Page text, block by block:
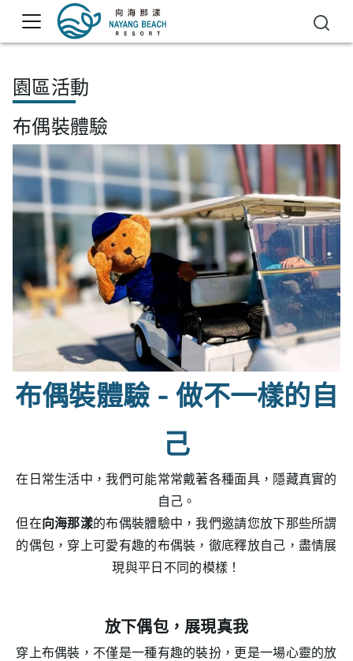
園區活動
布偶裝體驗
布偶裝體驗 - 做不一樣的自
己
在日常生活中，我們可能常常戴著各種面具，隱藏真實的
自己。
但在向海那漾的布偶裝體驗中，我們邀請您放下那些所謂
的偶包，穿上可愛有趣的布偶裝，徹底釋放自己，盡情展
現與平日不同的模樣！
放下偶包，展現真我
穿上布偶裝，不僅是一種有趣的裝扮，更是一場心靈的放